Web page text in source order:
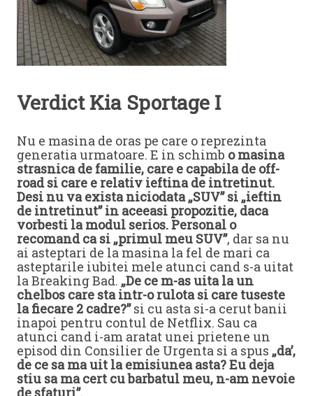
Verdict Kia Sportage I
Nu e masina de oras pe care o reprezinta
generatia urmatoare. E in schimb o masina
strasnica de familie, care e capabila de off-
road si care e relativ ieftina de intretinut.
Desi nu va exista niciodata „SUV” si „ieftin
de intretinut” in aceeasi propozitie, daca
vorbesti la modul serios. Personal o
recomand ca si „primul meu SUV”, dar sa nu
ai asteptari de la masina la fel de mari ca
asteptarile iubitei mele atunci cand s-a uitat
la Breaking Bad. „De ce m-as uita la un
chelbos care sta intr-o rulota si care tuseste
la fiecare 2 cadre?”si cu asta si-a cerut banii
inapoi pentru contul de Netflix. Sau ca
atunci cand i-am aratat unei prietene un
episod din Consilier de Urgenta si a spus „da’,
de ce sa ma uit la emisiunea asta? Eu deja
stiu sa ma cert cu barbatul meu, n-am nevoie
de sfaturi”.